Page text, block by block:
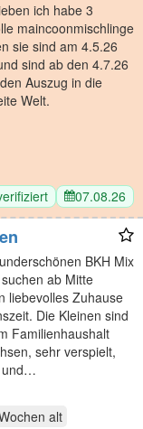
ich habe 3
maincoonmischlinge
sie sind am 4.5.26
sind ab den 4.7.26
Auszug in die
Welt.
07.08.26
BKH Mix
ab Mitte
liebevolles Zuhause
Die Kleinen sind
Familienhaushalt
sehr verspielt,
und…
alt